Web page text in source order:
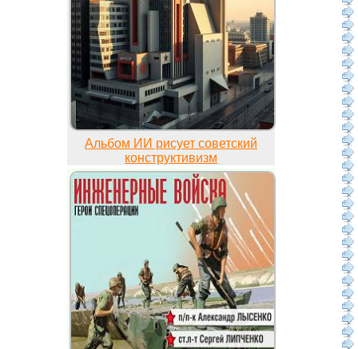
Альбом ИИ рисует советский
конструктивизм